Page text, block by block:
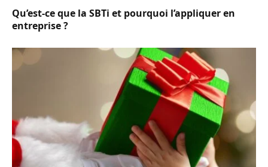
Qu’est-ce que la SBTi et pourquoi l’appliquer en
entreprise ?